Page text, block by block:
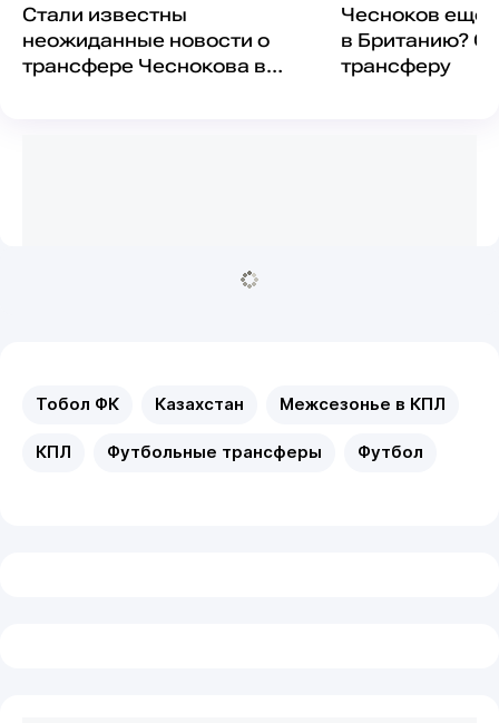
Стали известны
неожиданные новости о
трансфере Чеснокова в
Чесноков еще
в Британию?
трансферу
Тобол ФК Казахстан Межсезонье в КПЛ
КПЛ Футбольные трансферы Футбол